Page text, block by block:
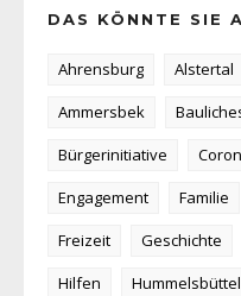
DAS KÖNNTE SIE
Ahrensburg Alstertal
Ammersbek
Bürgerinitiative
Engagement
Familie
Freizeit
Geschichte
Hilfen
Hummelsbüttel